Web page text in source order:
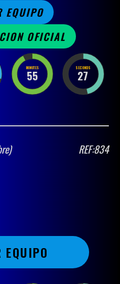
EQUIPO
OFICIAL
MINUTES
55
SECONDS
27
REF:834
EQUIPO